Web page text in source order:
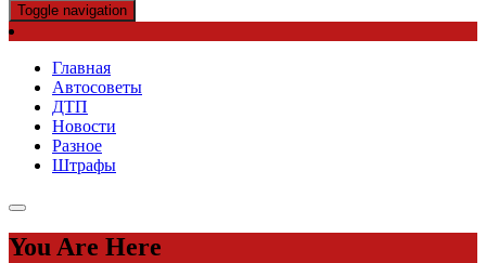
Toggle navigation
Главная
Автосоветы
ДТП
Новости
Разное
Штрафы
You Are Here